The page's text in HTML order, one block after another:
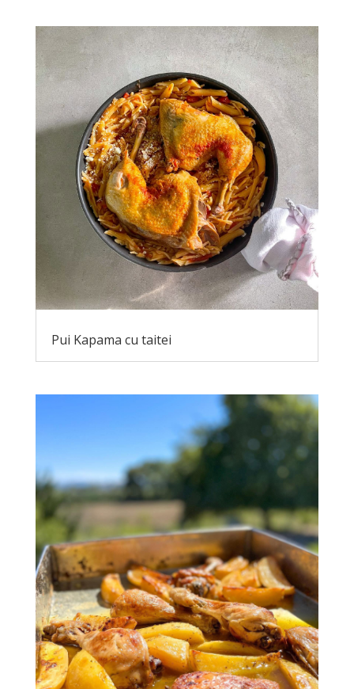
Pui Kapama cu taitei